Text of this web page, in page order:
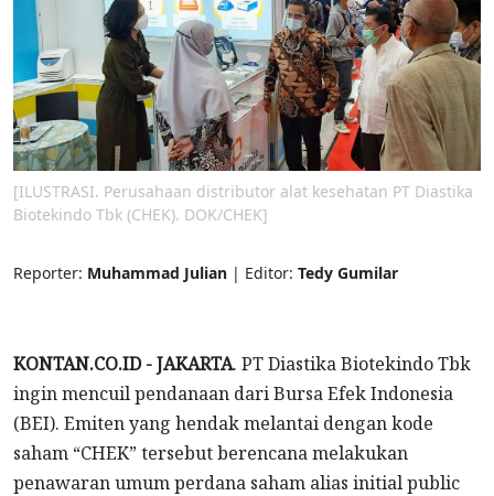
[ILUSTRASI. Perusahaan distributor alat kesehatan PT Diastika
Biotekindo Tbk (CHEK). DOK/CHEK]
Reporter: Muhammad Julian | Editor: Tedy Gumilar
KONTAN.CO.ID - JAKARTA. PT Diastika Biotekindo Tbk
ingin mencuil pendanaan dari Bursa Efek Indonesia
(BEI). Emiten yang hendak melantai dengan kode
saham “CHEK” tersebut berencana melakukan
penawaran umum perdana saham alias initial public